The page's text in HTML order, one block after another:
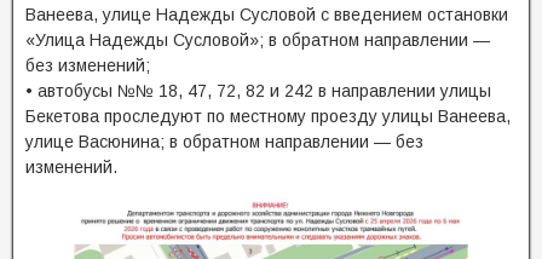
Ванеева, улице Надежды Сусловой с введением остановки
«Улица Надежды Сусловой»; в обратном направлении —
без изменений;
• автобусы №№ 18, 47, 72, 82 и 242 в направлении улицы
Бекетова проследуют по местному проезду улицы Ванеева,
улице Васюнина; в обратном направлении — без
изменений.